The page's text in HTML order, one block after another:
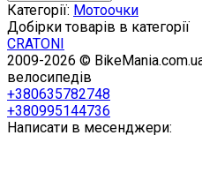
Категорії: Мотоочки
Добірки товарів в категорії
CRATONI
2009-2026 ©
велосипедів
+380635782748
+380995144736
Написати в месенджери: